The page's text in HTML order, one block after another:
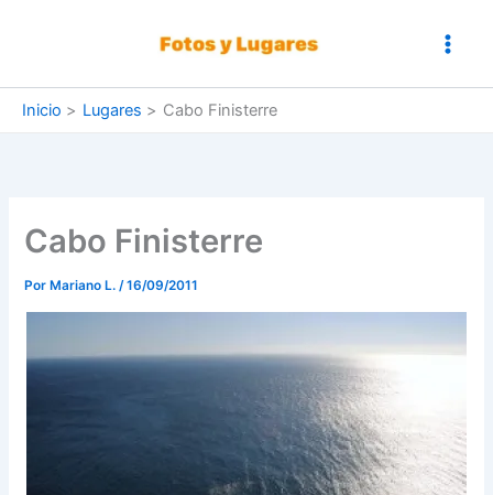
Inicio Lugares Cabo Finisterre
Cabo Finisterre
Por Mariano L./16/09/2011